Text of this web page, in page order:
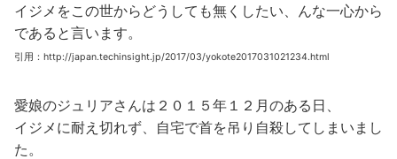
イジメをこの世からどうしても無くしたい、んな一心から
であると言います。
引用：http://japan.techinsight.jp/2017/03/yokote2017031021234.html
愛娘のジュリアさんは２０１５年１２月のある日、
イジメに耐え切れず、自宅で首を吊り自殺してしまいまし
た。